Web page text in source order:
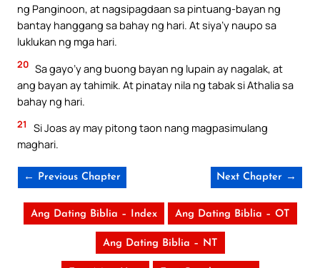
ng Panginoon, at nagsipagdaan sa pintuang-bayan ng
bantay hanggang sa bahay ng hari. At siya’y naupo sa
luklukan ng mga hari.
20 Sa gayo’y ang buong bayan ng lupain ay nagalak, at
ang bayan ay tahimik. At pinatay nila ng tabak si Athalia sa
bahay ng hari.
21
Si Joas ay may pitong taon nang magpasimulang
maghari.
← Previous Chapter Next Chapter →
Ang Dating Biblia – Index Ang Dating Biblia – OT
Ang Dating Biblia – NT